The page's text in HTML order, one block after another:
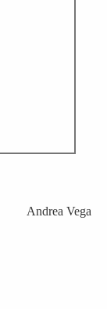
Andrea Vega